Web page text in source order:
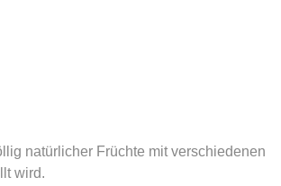
natürlicher Früchte mit verschiedenen
wird.